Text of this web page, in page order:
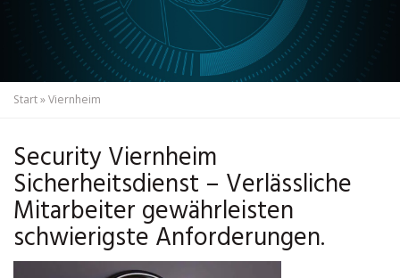
Start»Viernheim
Security Viernheim
Sicherheitsdienst – Verlässliche
Mitarbeiter gewährleisten
schwierigste Anforderungen.